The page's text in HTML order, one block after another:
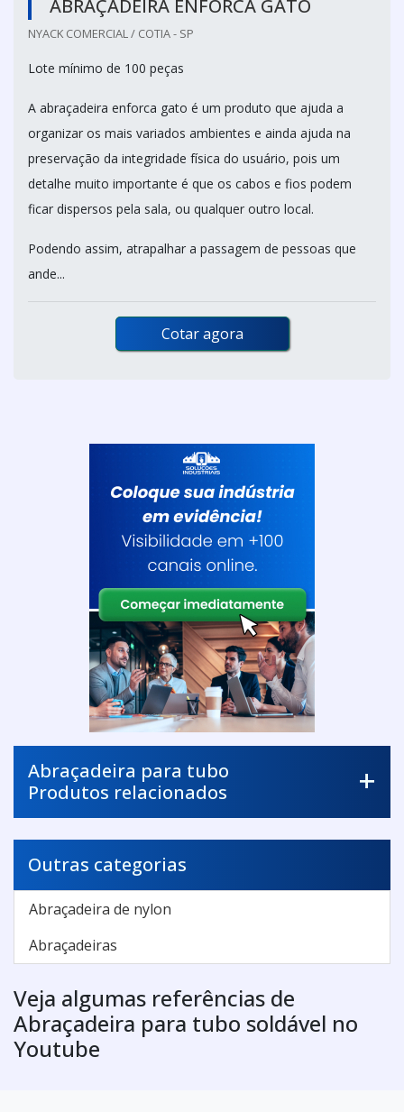
ABRAÇADEIRA ENFORCA GATO
NYACK COMERCIAL / COTIA - SP
Lote mínimo de 100 peças
A abraçadeira enforca gato é um produto que ajuda a
organizar os mais variados ambientes e ainda ajuda na
preservação da integridade física do usuário, pois um
detalhe muito importante é que os cabos e fios podem
ficar dispersos pela sala, ou qualquer outro local.
Podendo assim, atrapalhar a passagem de pessoas que
ande...
Cotar agora
Abraçadeira para tubo
Produtos relacionados
Outras categorias
Abraçadeira de nylon
Abraçadeiras
Veja algumas referências de
Abraçadeira para tubo soldável no
Youtube